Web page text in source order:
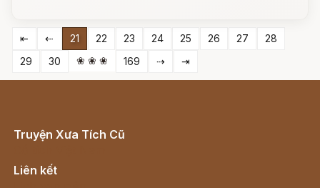
⇤ ⇠ 21 22 23 24 25 26 27
28
29
30 ❀ ❀ ❀ 169 ⇢ ⇥
Truyện Xưa Tích Cũ
Liên kết